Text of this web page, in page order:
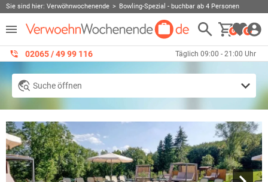
Sie sind hier: Verwöhnwochenende Bowling-Spezial - buchbar ab 4 Personen
0 0
02065 / 49 ‌99 116 Täglich 09:00 - 21:00 Uhr
Suche öffnen